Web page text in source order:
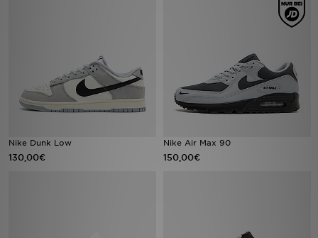
Nike Dunk Low
130,00€
Nike Air Max 90
150,00€
Bestellverfolgung
Hilfe & Kontakt